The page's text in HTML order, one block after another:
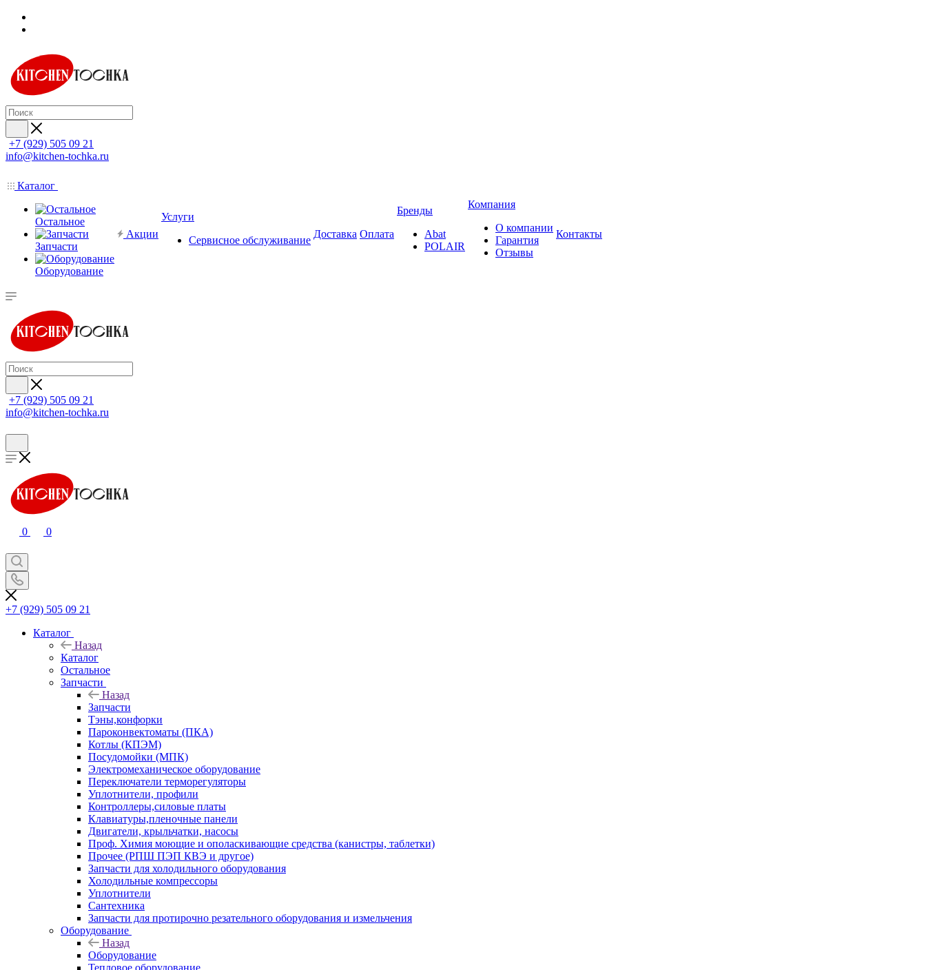
+7 (929) 505 09 21
info@kitchen-tochka.ru
Каталог
Остальное
Запчасти
Оборудование
Акции
Услуги
Сервисное обслуживание
Доставка Оплата
Бренды
Abat
POLAIR
Компания
О компании
Гарантия
Отзывы
Контакты
+7 (929) 505 09 21
info@kitchen-tochka.ru
0 0
+7 (929) 505 09 21
Каталог
Назад
Каталог
Остальное
Запчасти
Назад
Запчасти
Тэны,конфорки
Пароконвектоматы (ПКА)
Котлы (КПЭМ)
Посудомойки (МПК)
Электромеханическое оборудование
Переключатели терморегуляторы
Уплотнители, профили
Контроллеры,силовые платы
Клавиатуры,пленочные панели
Двигатели, крыльчатки, насосы
Проф. Химия моющие и ополаскивающие средства (канистры, таблетки)
Прочее (РПШ ПЭП КВЭ и другое)
Запчасти для холодильного оборудования
Холодильные компрессоры
Уплотнители
Сантехника
Запчасти для протирочно резательного оборудования и измельчения
Оборудование
Назад
Оборудование
Тепловое оборудование